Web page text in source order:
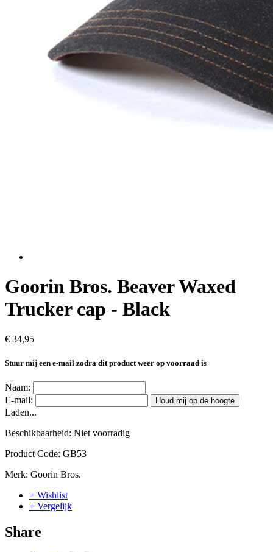
Goorin Bros. Beaver Waxed
Trucker cap - Black
€ 34,95
Stuur mij een e-mail zodra dit product weer op voorraad is
Naam:
E-mail:
Houd mij op de hoogte
Laden...
Beschikbaarheid: Niet voorradig
Product Code: GB53
Merk: Goorin Bros.
+ Wishlist
+ Vergelijk
Share